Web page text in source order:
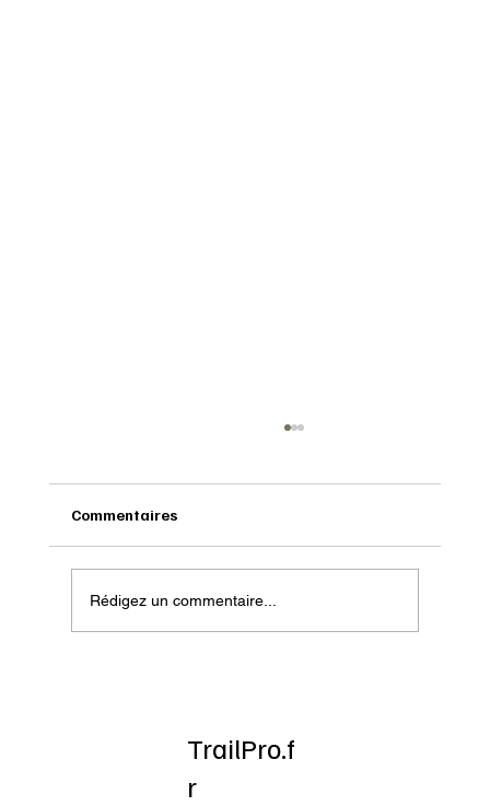
Onatera : Pour affronter l’hiver
Commentaires
Rédigez un commentaire...
TrailPro.f
r